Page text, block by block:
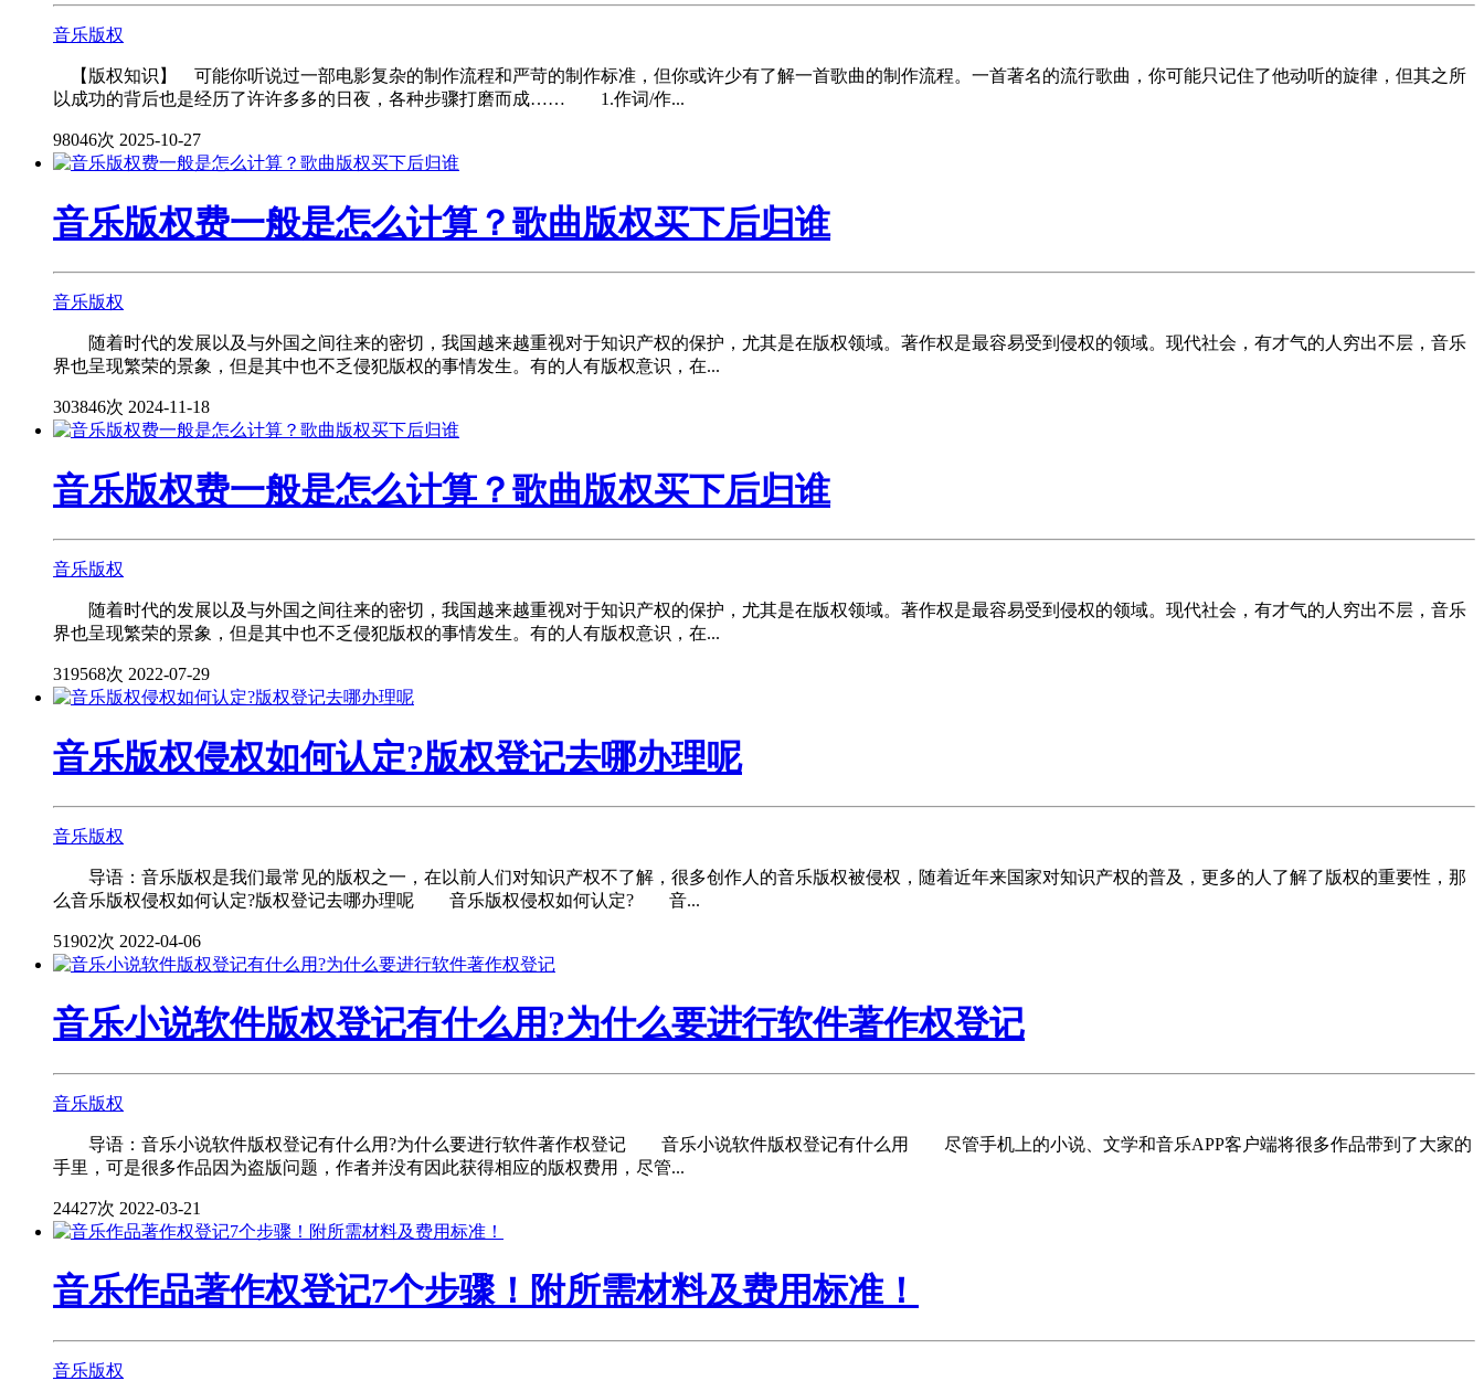
音乐版权
【版权知识】 可能你听说过一部电影复杂的制作流程和严苛的制作标准，但你或许少有了解一首歌曲的制作流程。一首著名的流行歌曲，你可能只记住了他动听的旋律，但其之所
以成功的背后也是经历了许许多多的日夜，各种步骤打磨而成…… 1.作词/作...
98046次 2025-10-27
音乐版权费一般是怎么计算？歌曲版权买下后归谁
音乐版权
随着时代的发展以及与外国之间往来的密切，我国越来越重视对于知识产权的保护，尤其是在版权领域。著作权是最容易受到侵权的领域。现代社会，有才气的人穷出不层，音乐
界也呈现繁荣的景象，但是其中也不乏侵犯版权的事情发生。有的人有版权意识，在...
303846次 2024-11-18
音乐版权费一般是怎么计算？歌曲版权买下后归谁
音乐版权
随着时代的发展以及与外国之间往来的密切，我国越来越重视对于知识产权的保护，尤其是在版权领域。著作权是最容易受到侵权的领域。现代社会，有才气的人穷出不层，音乐
界也呈现繁荣的景象，但是其中也不乏侵犯版权的事情发生。有的人有版权意识，在...
319568次 2022-07-29
音乐版权侵权如何认定?版权登记去哪办理呢
音乐版权
导语：音乐版权是我们最常见的版权之一，在以前人们对知识产权不了解，很多创作人的音乐版权被侵权，随着近年来国家对知识产权的普及，更多的人了解了版权的重要性，那
么音乐版权侵权如何认定?版权登记去哪办理呢 音乐版权侵权如何认定? 音...
51902次 2022-04-06
音乐小说软件版权登记有什么用?为什么要进行软件著作权登记
音乐版权
导语：音乐小说软件版权登记有什么用?为什么要进行软件著作权登记 音乐小说软件版权登记有什么用 尽管手机上的小说、文学和音乐APP客户端将很多作品带到了大家的
手里，可是很多作品因为盗版问题，作者并没有因此获得相应的版权费用，尽管...
24427次 2022-03-21
音乐作品著作权登记7个步骤！附所需材料及费用标准！
音乐版权